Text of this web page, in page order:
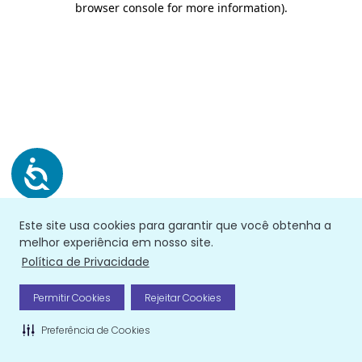
Este site usa cookies para garantir que você obtenha a
melhor experiência em nosso site.
Política de Privacidade
Permitir Cookies Rejeitar Cookies
Preferência de Cookies
browser console for more information).